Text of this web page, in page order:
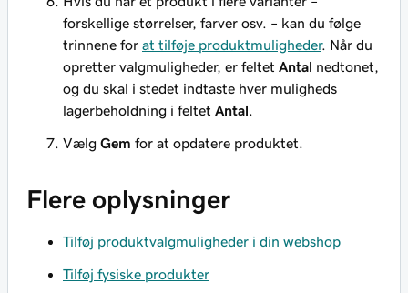
forskellige størrelser, farver osv. – kan du følge
trinnene for at tilføje produktmuligheder. Når du
opretter valgmuligheder, er feltet Antal nedtonet,
og du skal i stedet indtaste hver muligheds
lagerbeholdning i feltet Antal
Vælg Gem for at opdatere produktet.
Flere oplysninger
Tilføj produktvalgmuligheder i din webshop
Tilføj fysiske produkter